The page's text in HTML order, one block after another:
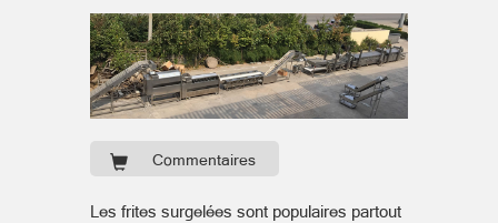
Commentaires
Les frites surgelées sont populaires partout